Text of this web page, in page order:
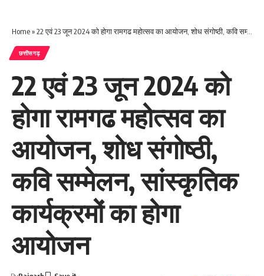
Home»22 एवं 23 जून 2024 को होगा रामगढ महोत्सव का आयोजन, शोध संगोष्ठी, कवि सम्मेलन, सांस्कृतिक कार्यक्रमों का होगा आयोजन
छत्तीसगढ़
22 एवं 23 जून 2024 को
होगा रामगढ महोत्सव का
आयोजन, शोध संगोष्ठी,
कवि सम्मेलन, सांस्कृतिक
कार्यक्रमों का होगा
आयोजन